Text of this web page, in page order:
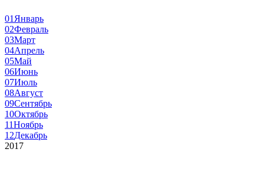
01 Январь
02Февраль
03Март
04Апрель
05Май
06Июнь
07Июль
08Август
09Сентябрь
10Октябрь
11Ноябрь
12Декабрь
2017